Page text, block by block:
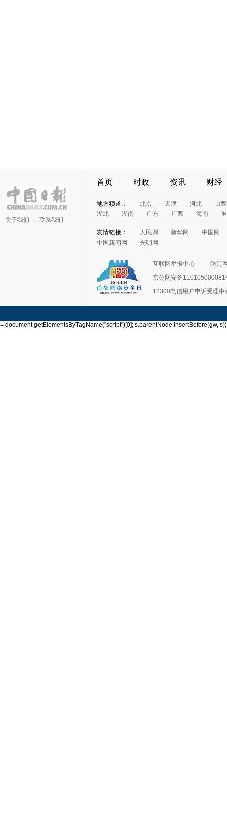
关于我们 联系我们
首页 时政 资讯 财经
地方频道： 北京 天津 河北
山西
湖北
湖南 广东 广西 海南
友情链接： 人民网 新华网
中国网
中国新闻网
光明网
互联网举报中心
防范
京公网安备110105000081
12300电信用户申诉受理中
= document.getElementsByTagName("script")[0]; s.parentNode.insertBefore(gw,